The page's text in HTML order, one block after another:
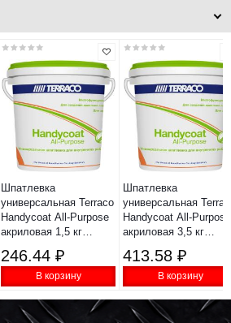
Шпатлевка
универсальная Terraco
Handycoat All-Purpose
акриловая 1,5 кг
246.44 ₽
В корзину
Шпатлевка
универсальная
Handycoat All-Purpose
акриловая 3,5 кг
413.58 ₽
В корзину